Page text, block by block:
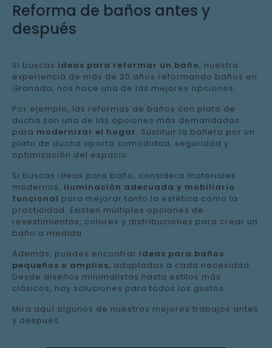
Reforma de baños antes y
después
Si buscas ideas para reformar un baño, nuestra
experiencia de más de 20 años reformando baños en
Granada, nos hace una de las mejores opciones.
Por ejemplo, las reformas de baños con plato de
ducha son una de las opciones más demandadas
para modernizar el hogar. Sustituir la bañera por un
plato de ducha aporta comodidad, seguridad y
optimización del espacio.
Si buscas ideas para baño, considera materiales
modernos, iluminación adecuada y mobiliario
funcional para mejorar tanto la estética como la
practicidad. Existen múltiples opciones de
revestimientos, colores y distribuciones para crear un
baño a medida.
Además, puedes encontrar ideas para baños
pequeños o amplios, adaptadas a cada necesidad.
Desde diseños minimalistas hasta estilos más
clásicos, hay soluciones para todos los gustos.
Mira aquí algunos de nuestros mejores trabajos antes
y después.